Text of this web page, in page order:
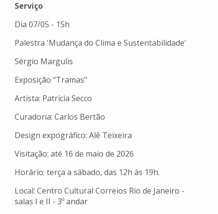
Serviço
Dia 07/05 - 15h
Palestra 'Mudança do Clima e Sustentabilidade'
Sérgio Margulis
Exposição “Tramas"
Artista: Patrícia Secco
Curadoria: Carlos Bertão
Design expográfico: Alê Teixeira
Visitação: até 16 de maio de 2026
Horário: terça a sábado, das 12h às 19h.
Local: Centro Cultural Correios Rio de Janeiro -
salas I e II - 3º andar